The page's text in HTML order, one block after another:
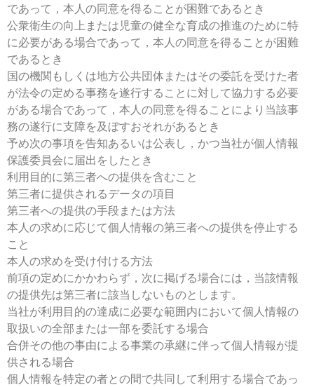
であって，本人の同意を得ることが困難であるとき
公衆衛生の向上または児童の健全な育成の推進のために特
に必要がある場合であって，本人の同意を得ることが困難
であるとき
国の機関もしくは地方公共団体またはその委託を受けた者
が法令の定める事務を遂行することに対して協力する必要
がある場合であって，本人の同意を得ることにより当該事
務の遂行に支障を及ぼすおそれがあるとき
予め次の事項を告知あるいは公表し，かつ当社が個人情報
保護委員会に届出をしたとき
利用目的に第三者への提供を含むこと
第三者に提供されるデータの項目
第三者への提供の手段または方法
本人の求めに応じて個人情報の第三者への提供を停止する
こと
本人の求めを受け付ける方法
前項の定めにかかわらず，次に掲げる場合には，当該情報
の提供先は第三者に該当しないものとします。
当社が利用目的の達成に必要な範囲内において個人情報の
取扱いの全部または一部を委託する場合
合併その他の事由による事業の承継に伴って個人情報が提
供される場合
個人情報を特定の者との間で共同して利用する場合であっ